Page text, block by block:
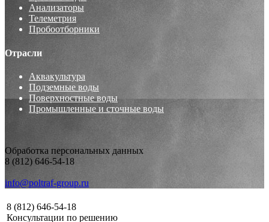
Анализаторы
Телеметрия
Пробоотборники
Отрасли
Аквакультура
Подземные воды
Поверхностные воды
Промышленные и сточные воды
Обработка персональных данных
8 (812) 646-54-18
info@poltraf-group.ru
8 (812) 646-54-18
Консультации по решению